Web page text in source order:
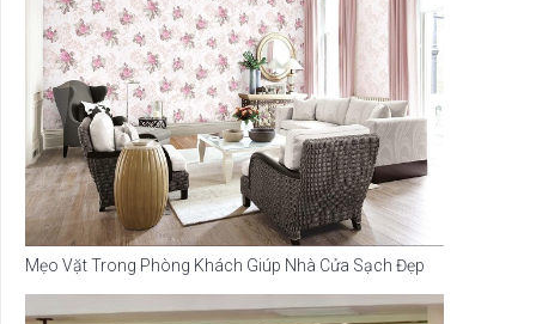
Mẹo Vặt Trong Phòng Khách Giúp Nhà Cửa Sạch Đẹp